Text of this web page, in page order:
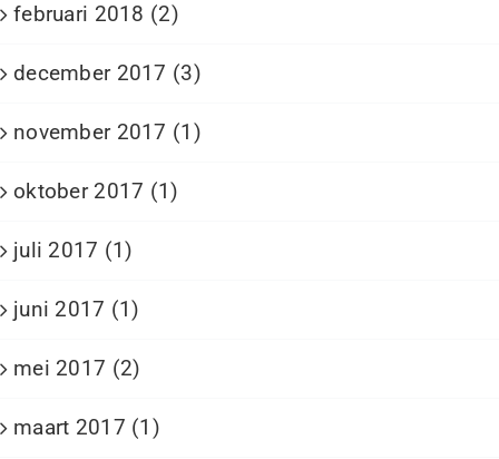
februari 2018 (2)
december 2017 (3)
november 2017 (1)
oktober 2017 (1)
juli 2017 (1)
juni 2017 (1)
mei 2017 (2)
maart 2017 (1)